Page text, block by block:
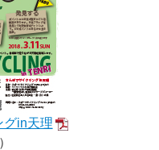
グin天理